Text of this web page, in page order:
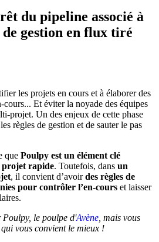
du pipeline associé à
de gestion en flux tiré
les projets en cours et à élaborer des
Et éviter la noyade des équipes
projet. Un des enjeux de cette phase
règles de gestion et de sauter le pas
que Poulpy est un élément clé
projet rapide. Toutefois, dans un
, il convient d’avoirdes règles de
pour contrôler l’en-cours et laisser
Poulpy, le poulpe d'Avène , mais vous
vous convient le mieux !